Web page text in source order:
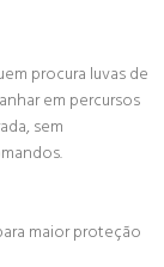
procura luvas de
em percursos
sem
maior proteção